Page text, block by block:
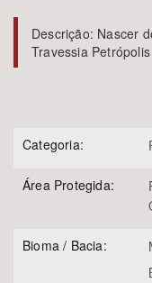
Subtema
Área Protegida
Descrição: Nascer
Travessia Petrópolis
Categoria:
Área Protegida:
Bioma / Bacia: